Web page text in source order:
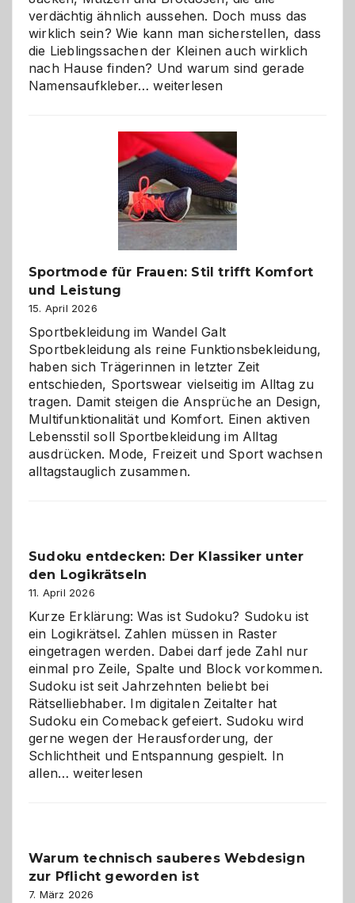
verdächtig ähnlich aussehen. Doch muss das
wirklich sein? Wie kann man sicherstellen, dass
die Lieblingssachen der Kleinen auch wirklich
nach Hause finden? Und warum sind gerade
Namensaufkleber…Namensaufkleber
Kleine
Helfer
gegen
das
große
Chaos
weiterlesen
Sportmode für Frauen: Stil trifft Komfort
und Leistung
15. April 2026
Sportbekleidung im Wandel Galt
Sportbekleidung als reine Funktionsbekleidung,
haben sich Trägerinnen in letzter Zeit
entschieden, Sportswear vielseitig im Alltag zu
tragen. Damit steigen die Ansprüche an Design,
Multifunktionalität und Komfort. Einen aktiven
Lebensstil soll Sportbekleidung im Alltag
ausdrücken. Mode, Freizeit und Sport wachsen
alltagstauglich zusammen.
Sudoku entdecken: Der Klassiker unter
den Logikrätseln
11. April 2026
Kurze Erklärung: Was ist Sudoku? Sudoku ist
ein Logikrätsel. Zahlen müssen in Raster
eingetragen werden. Dabei darf jede Zahl nur
einmal pro Zeile, Spalte und Block vorkommen.
Sudoku ist seit Jahrzehnten beliebt bei
Rätselliebhaber. Im digitalen Zeitalter hat
Sudoku ein Comeback gefeiert. Sudoku wird
gerne wegen der Herausforderung, der
Schlichtheit und Entspannung gespielt. In
allen…Sudoku
den
Logikrätseln
weiterlesen
Warum technisch sauberes Webdesign
zur Pflicht geworden ist
7. März 2026